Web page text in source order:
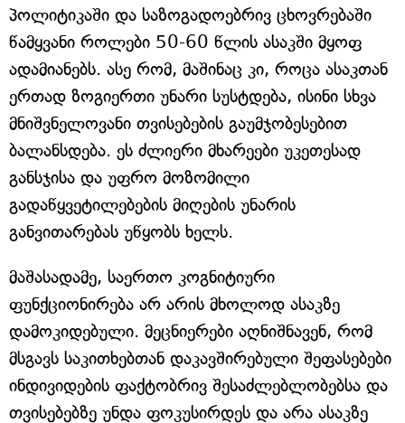
პოლიტიკაში და საზოგადოებრივ ცხოვრებაში
წამყვანი როლები 50-60 წლის ასაკში მყოფ
ადამიანებს. ასე რომ, მაშინაც კი, როცა ასაკთან
ერთად ზოგიერთი უნარი სუსტდება, ისინი სხვა
მნიშვნელოვანი თვისებების გაუმჯობესებით
ბალანსდება. ეს ძლიერი მხარეები უკეთესად
განსჯისა და უფრო მოზომილი
გადაწყვეტილებების მიღების უნარის
განვითარებას უწყობს ხელს.
მაშასადამე, საერთო კოგნიტიური
ფუნქციონირება არ არის მხოლოდ ასაკზე
დამოკიდებული. მეცნიერები აღნიშნავენ, რომ
მსგავს საკითხებთან დაკავშირებული შეფასებები
ინდივიდების ფაქტობრივ შესაძლებლობებსა და
თვისებებზე უნდა ფოკუსირდეს და არა ასაკზე